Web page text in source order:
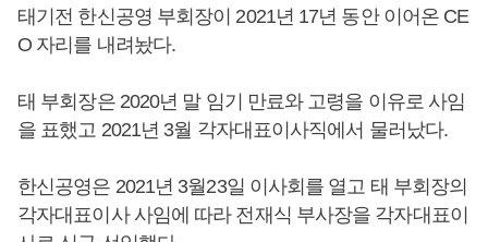
태기전 한신공영 부회장이 2021년 17년 동안 이어온 CE
O 자리를 내려놨다.
태 부회장은 2020년 말 임기 만료와 고령을 이유로 사임
을 표했고 2021년 3월 각자대표이사직에서 물러났다.
한신공영은 2021년 3월23일 이사회를 열고 태 부회장의
각자대표이사 사임에 따라 전재식 부사장을 각자대표이